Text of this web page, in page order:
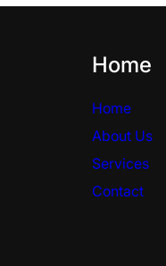
Home
Home
About Us
Services
Contact